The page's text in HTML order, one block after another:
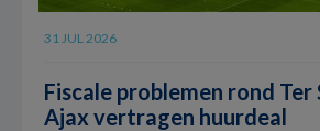
31 JUL 2026
Fiscale problemen rond Ter
Ajax vertragen huurdeal